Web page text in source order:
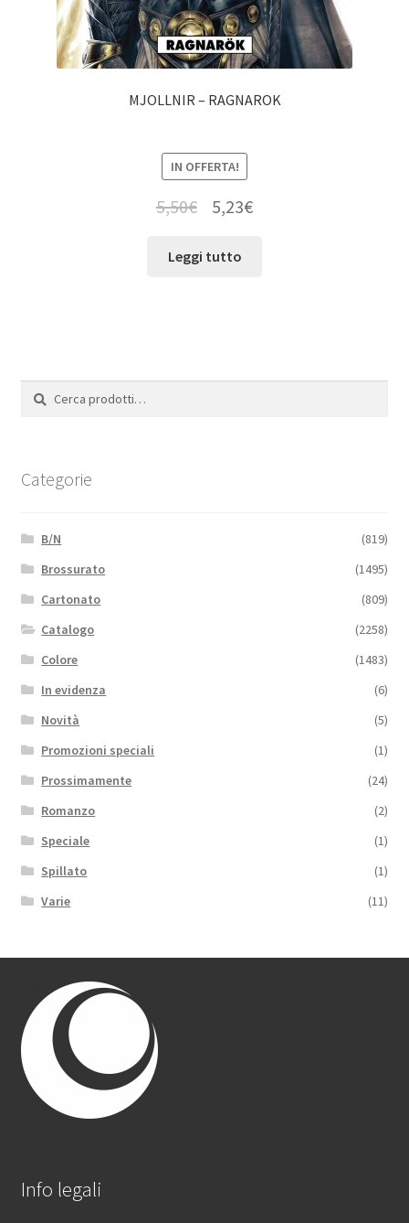
MJOLLNIR – RAGNAROK
IN OFFERTA!
5,50€ 5,23€
Leggi tutto
Cerca:
Cerca
Categorie
B/N
(819)
Brossurato
(1495)
Cartonato
(809)
Catalogo
(2258)
Colore
(1483)
In evidenza
(6)
Novità
(5)
Promozioni speciali
(1)
Prossimamente
(24)
Romanzo
(2)
Speciale
(1)
Spillato
(1)
Varie
(11)
Info legali